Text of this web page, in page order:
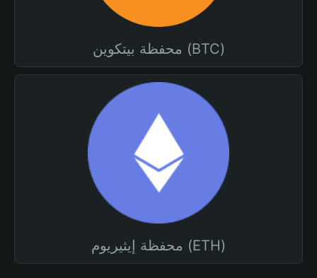
محفظة بيتكوين (BTC)
محفظة إيثيريوم (ETH)